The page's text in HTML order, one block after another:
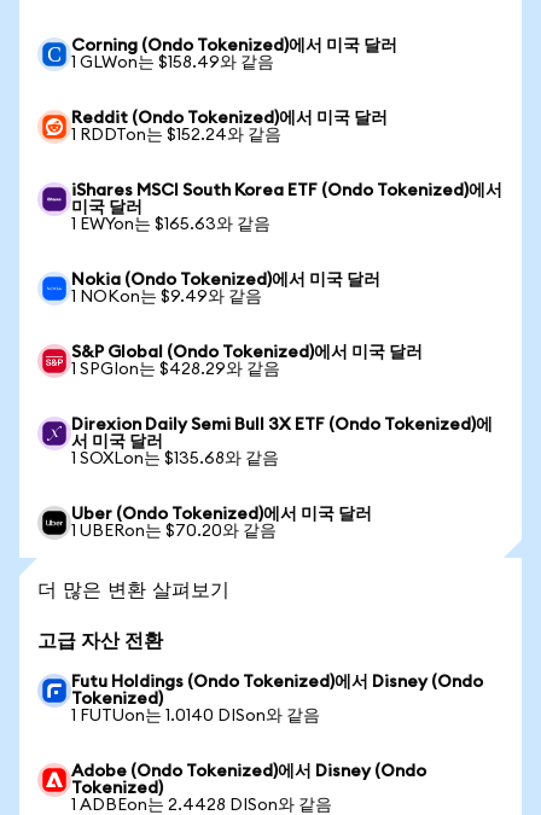
Corning (Ondo Tokenized)에서 미국 달러
1 GLWon는 $158.49와 같음
Reddit (Ondo Tokenized)에서 미국 달러
1 RDDTon는 $152.24와 같음
iShares MSCI South Korea ETF (Ondo Tokenized)에서
미국 달러
1 EWYon는 $165.63와 같음
Nokia (Ondo Tokenized)에서 미국 달러
1 NOKon는 $9.49와 같음
S&P Global (Ondo Tokenized)에서 미국 달러
1 SPGIon는 $428.29와 같음
Direxion Daily Semi Bull 3X ETF (Ondo Tokenized)에
서 미국 달러
1 SOXLon는 $135.68와 같음
Uber (Ondo Tokenized)에서 미국 달러
1 UBERon는 $70.20와 같음
더 많은 변환 살펴보기
고급 자산 전환
Futu Holdings (Ondo Tokenized)에서 Disney (Ondo
Tokenized)
1 FUTUon는 1.0140 DISon와 같음
Adobe (Ondo Tokenized)에서 Disney (Ondo
Tokenized)
1 ADBEon는 2.4428 DISon와 같음